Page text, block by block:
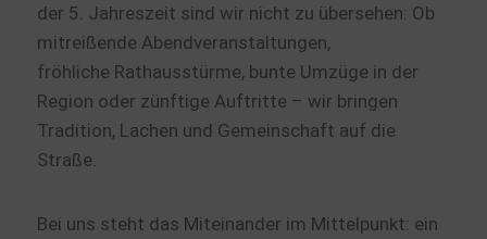
der 5. Jahreszeit sind wir nicht zu übersehen: Ob
mitreißende Abendveranstaltungen,
fröhliche Rathausstürme, bunte Umzüge in der
Region oder zünftige Auftritte – wir bringen
Tradition, Lachen und Gemeinschaft auf die
Straße.
Bei uns steht das Miteinander im Mittelpunkt: ein